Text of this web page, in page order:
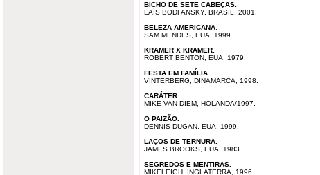
BICHO DE SETE CABEÇAS.
LAÍS BODFANSKY, BRASIL, 2001.
BELEZA AMERICANA
SAM MENDES, EUA, 1999.
KRAMER X KRAMER.
ROBERT BENTON, EUA, 1979.
FESTA EM FAMÍLIA.
VINTERBERG, DINAMARCA, 1998.
CARÁTER.
MIKE VAN DIEM, HOLANDA/1997.
O PAIZÃO.
DENNIS DUGAN, EUA, 1999.
LAÇOS DE TERNURA.
JAMES BROOKS, EUA, 1983.
SEGREDOS E MENTIRAS.
MIKELEIGH, INGLATERRA, 1996.